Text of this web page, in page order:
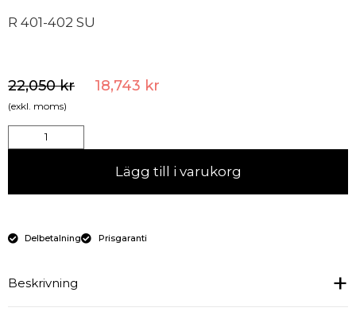
R 401-402 SU
22,050kr 18,743 kr
(exkl. moms)
Lägg till i varukorg
Delbetalning Prisgaranti
Beskrivning